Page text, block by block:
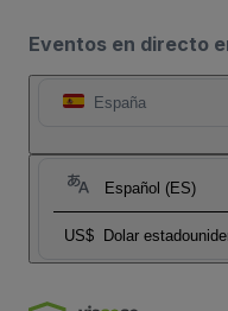
Eventos en directo
España
Español (ES)
US$ Dolar